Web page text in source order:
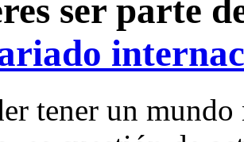
ser parte
tener un